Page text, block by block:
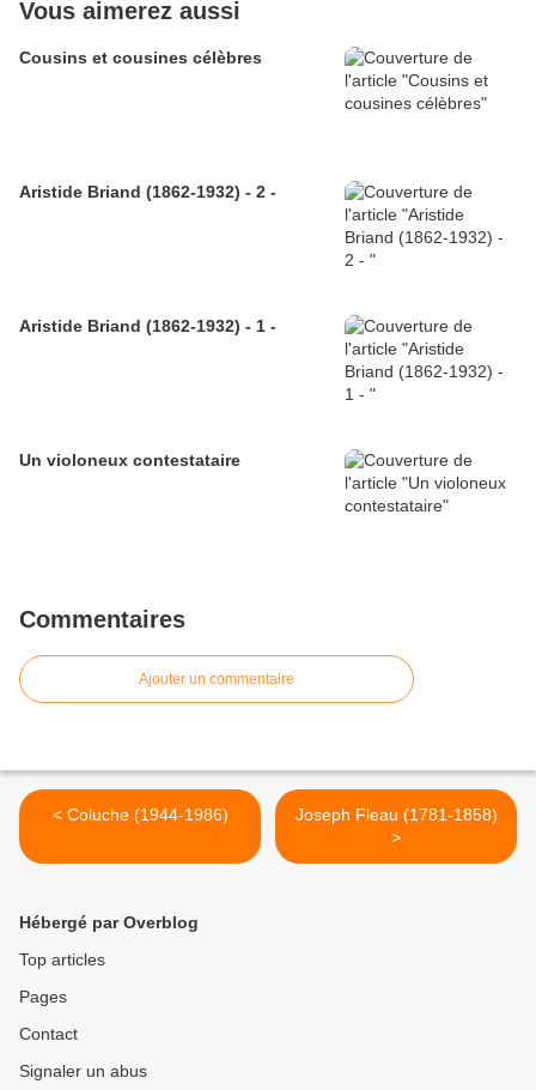
Vous aimerez aussi
Cousins et cousines célèbres
Aristide Briand (1862-1932) - 2 -
Aristide Briand (1862-1932) - 1 -
Un violoneux contestataire
Commentaires
Ajouter un commentaire
< Coluche (1944-1986)
Joseph Fleau (1781-1858)
>
Hébergé par Overblog
Top articles
Pages
Contact
Signaler un abus